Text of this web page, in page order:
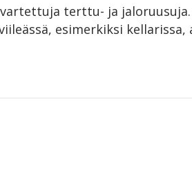
terttu- ja jaloruusuja.
esimerkiksi